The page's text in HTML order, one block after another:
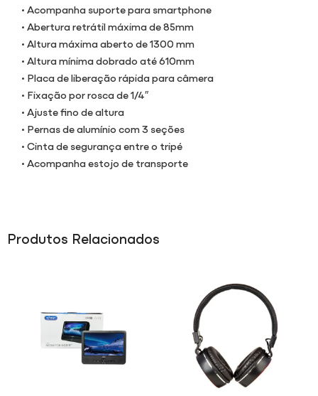
• Acompanha suporte para smartphone
• Abertura retrátil máxima de 85mm
• Altura máxima aberto de 1300 mm
• Altura mínima dobrado até 610mm
• Placa de liberação rápida para câmera
• Fixação por rosca de 1/4″
• Ajuste fino de altura
• Pernas de alumínio com 3 seções
• Cinta de segurança entre o tripé
• Acompanha estojo de transporte
Produtos Relacionados